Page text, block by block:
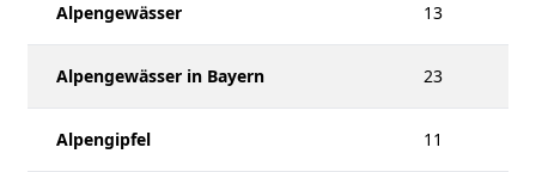
Alpengewässer 13
Alpengewässer in Bayern 23
Alpengipfel 11